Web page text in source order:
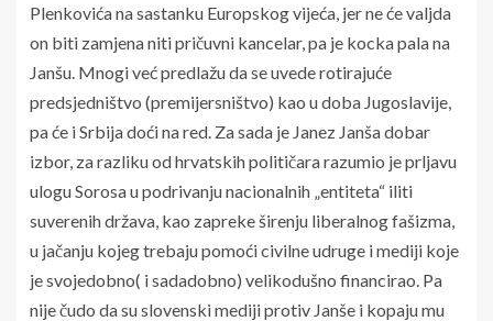
Plenkovića na sastanku Europskog vijeća, jer ne će valjda
on biti zamjena niti pričuvni kancelar, pa je kocka pala na
Janšu. Mnogi već predlažu da se uvede rotirajuće
predsjedništvo (premijersništvo) kao u doba Jugoslavije,
pa će i Srbija doći na red. Za sada je Janez Janša dobar
izbor, za razliku od hrvatskih političara razumio je prljavu
ulogu Sorosa u podrivanju nacionalnih „entiteta“ iliti
suverenih država, kao zapreke širenju liberalnog fašizma,
u jačanju kojeg trebaju pomoći civilne udruge i mediji koje
je svojedobno( i sadadobno) velikodušno financirao. Pa
nije čudo da su slovenski mediji protiv Janše i kopaju mu